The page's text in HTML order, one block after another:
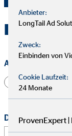
Kontakt
Anrede
Herr
Dein vollständiger
Anbieter:
LongTail Ad
Zweck:
Einbinden von
Cookie Laufzeit:
24 Monate
ProvenExpert |